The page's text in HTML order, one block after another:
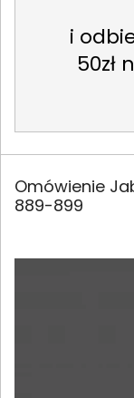
i
50zł
Omówienie
889-899